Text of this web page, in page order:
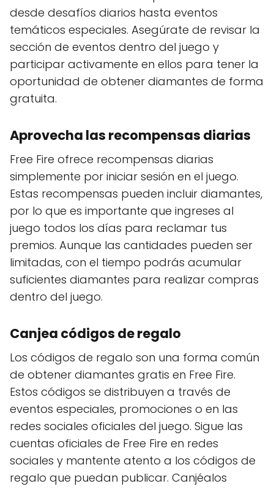
desde desafíos diarios hasta eventos
temáticos especiales. Asegúrate de revisar la
sección de eventos dentro del juego y
participar activamente en ellos para tener la
oportunidad de obtener diamantes de forma
gratuita.
Aprovecha las recompensas diarias
Free Fire ofrece recompensas diarias
simplemente por iniciar sesión en el juego.
Estas recompensas pueden incluir diamantes,
por lo que es importante que ingreses al
juego todos los días para reclamar tus
premios. Aunque las cantidades pueden ser
limitadas, con el tiempo podrás acumular
suficientes diamantes para realizar compras
dentro del juego.
Canjea códigos de regalo
Los códigos de regalo son una forma común
de obtener diamantes gratis en Free Fire.
Estos códigos se distribuyen a través de
eventos especiales, promociones o en las
redes sociales oficiales del juego. Sigue las
cuentas oficiales de Free Fire en redes
sociales y mantente atento a los códigos de
regalo que puedan publicar. Canjéalos